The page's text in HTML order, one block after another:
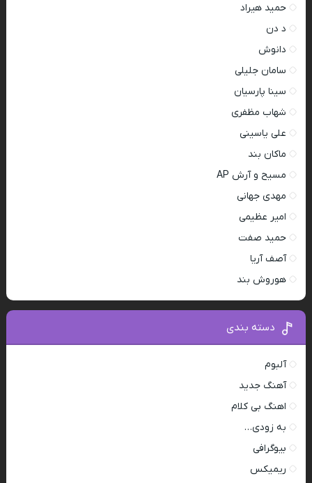
حمید هیراد
د دن
دانوش
سامان جلیلی
سینا پارسیان
شهاب مظفری
علی یاسینی
ماکان بند
مسیح و آرش AP
مهدی جهانی
امیر عظیمی
حمید صفت
آصف آریا
هوروش بند
دسته بندی
آلبوم
آهنگ جدید
اهنگ بی کلام
به زودی…
بیوگرافی
ریمیکس